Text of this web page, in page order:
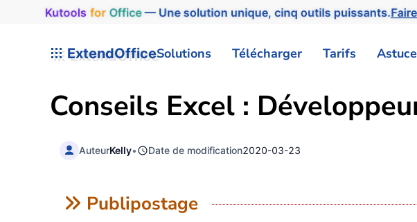
Kutools for Office— Une solution unique, cinq outils puissants.
ExtendOfficeSolutions Télécharger Tarifs
Conseils Excel :
AuteurKelly• Date de modification2020-03-23
Publipostage